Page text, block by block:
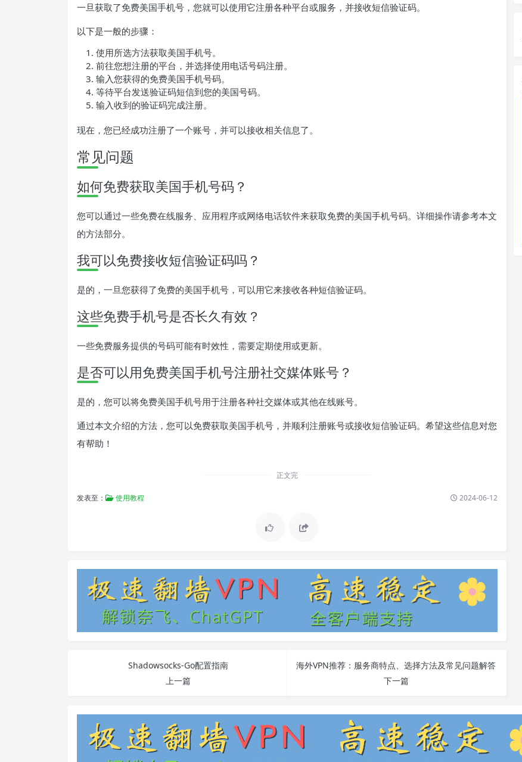
一旦获取了免费美国手机号，您就可以使用它注册各种平台或服务，并接收短信验证码。
以下是一般的步骤：
使用所选方法获取美国手机号。
前往您想注册的平台，并选择使用电话号码注册。
输入您获得的免费美国手机号码。
等待平台发送验证码短信到您的美国号码。
输入收到的验证码完成注册。
现在，您已经成功注册了一个账号，并可以接收相关信息了。
常见问题
如何免费获取美国手机号码？
您可以通过一些免费在线服务、应用程序或网络电话软件来获取免费的美国手机号码。详细操作请参考本文
的方法部分。
我可以免费接收短信验证码吗？
是的，一旦您获得了免费的美国手机号，可以用它来接收各种短信验证码。
这些免费手机号是否长久有效？
一些免费服务提供的号码可能有时效性，需要定期使用或更新。
是否可以用免费美国手机号注册社交媒体账号？
是的，您可以将免费美国手机号用于注册各种社交媒体或其他在线账号。
通过本文介绍的方法，您可以免费获取美国手机号，并顺利注册账号或接收短信验证码。希望这些信息对您
有帮助！
正文完
发表至： 使用教程 2024-06-12
Shadowsocks-Go配置指南
上一篇
海外VPN推荐：服务商特点、选择方法及常见问题解答
下一篇